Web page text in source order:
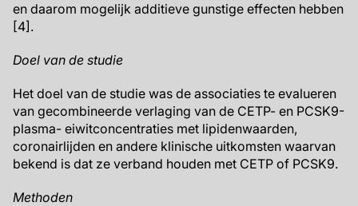
en daarom mogelijk additieve gunstige effecten hebben
[4].
Doel van de studie
Het doel van de studie was de associaties te evalueren
van gecombineerde verlaging van de CETP- en PCSK9-
plasma- eiwitconcentraties met lipidenwaarden,
coronairlijden en andere klinische uitkomsten waarvan
bekend is dat ze verband houden met CETP of PCSK9.
Methoden